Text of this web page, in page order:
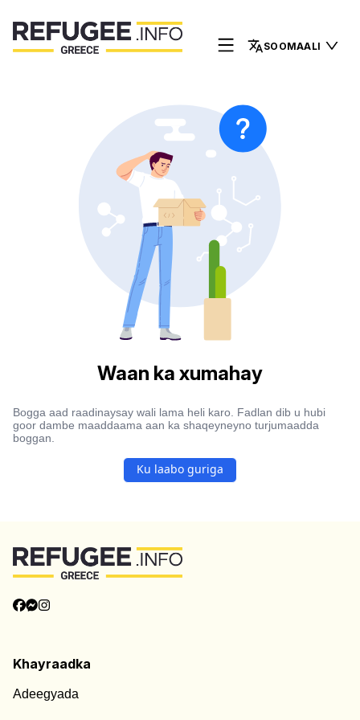
SOOMAALI
Waan ka xumahay
Bogga aad raadinaysay wali lama heli karo. Fadlan dib u hubi
goor dambe maaddaama aan ka shaqeyneyno turjumaadda
boggan.
Ku laabo guriga
Khayraadka
Adeegyada